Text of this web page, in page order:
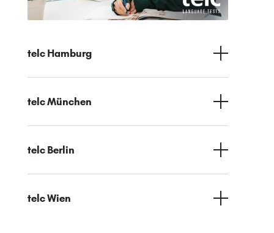
telc Hamburg
telc München
telc Berlin
telc Wien